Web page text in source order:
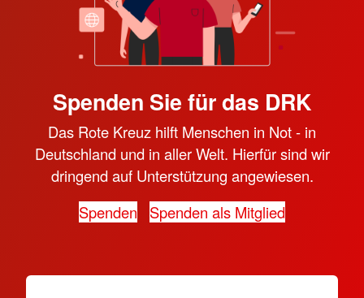
Spenden Sie für das DRK
Das Rote Kreuz hilft Menschen in Not - in
Deutschland und in aller Welt. Hierfür sind wir
dringend auf Unterstützung angewiesen.
Spenden
Spenden als Mitglied